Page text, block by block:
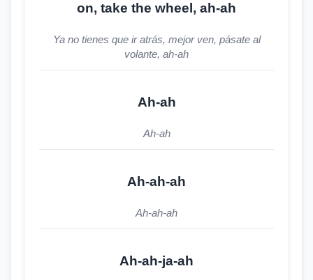
on, take the wheel, ah-ah
Ya no tienes que ir atrás, mejor ven, pásate al
volante, ah-ah
Ah-ah
Ah-ah
Ah-ah-ah
Ah-ah-ah
Ah-ah-ja-ah